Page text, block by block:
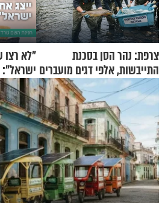
צרפת: נהר הסן בסכנת
התייבשות, אלפי דגים מועברים
במבצעי חילוץ
"לא
ישראל":